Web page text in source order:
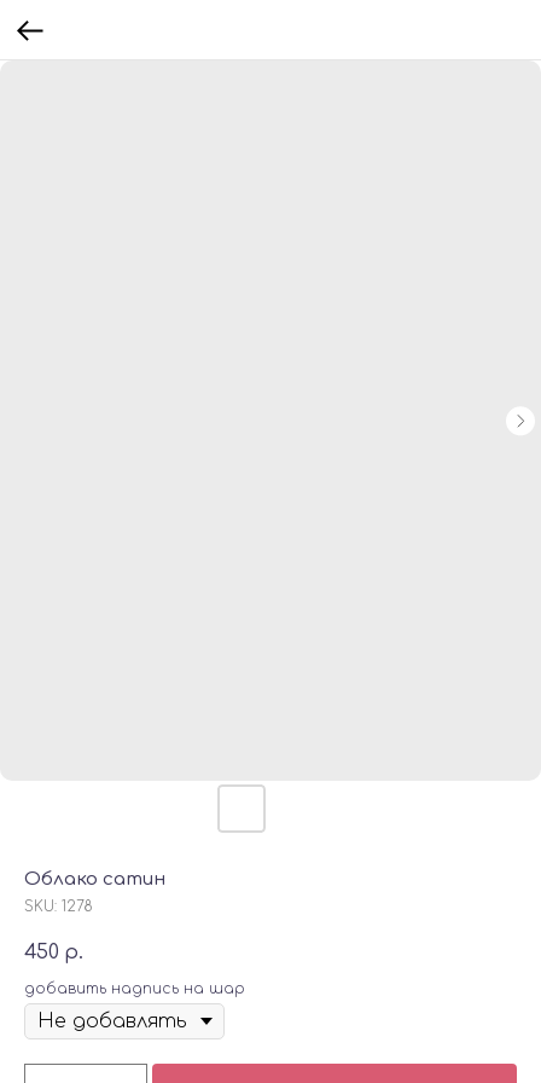
Облако сатин
SKU: 1278
450 р.
добавить надпись на шар